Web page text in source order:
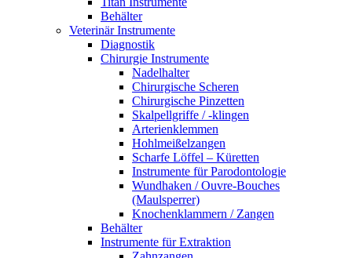
Behälter
Veterinär Instrumente
Diagnostik
Chirurgie Instrumente
Nadelhalter
Chirurgische Scheren
Chirurgische Pinzetten
Skalpellgriffe / -klingen
Arterienklemmen
Hohlmeißelzangen
Scharfe Löffel – Küretten
Instrumente für Parodontologie
Wundhaken / Ouvre-Bouches
(Maulsperrer)
Knochenklammern / Zangen
Behälter
Instrumente für Extraktion